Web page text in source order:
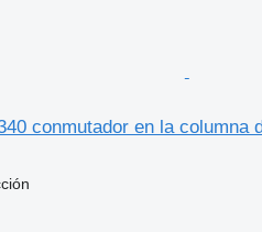
conmutador en la